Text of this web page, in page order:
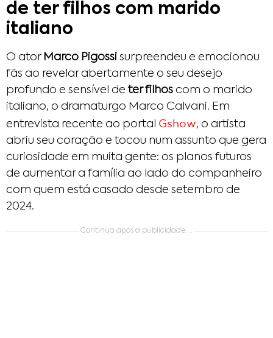
de ter filhos com marido
italiano
O ator Marco Pigossi surpreendeu e emocionou
fãs ao revelar abertamente o seu desejo
profundo e sensível de ter filhos com o marido
italiano, o dramaturgo Marco Calvani. Em
entrevista recente ao portal Gshow, o artista
abriu seu coração e tocou num assunto que gera
curiosidade em muita gente: os planos futuros
de aumentar a família ao lado do companheiro
com quem está casado desde setembro de
2024.
Continua após a publicidade....